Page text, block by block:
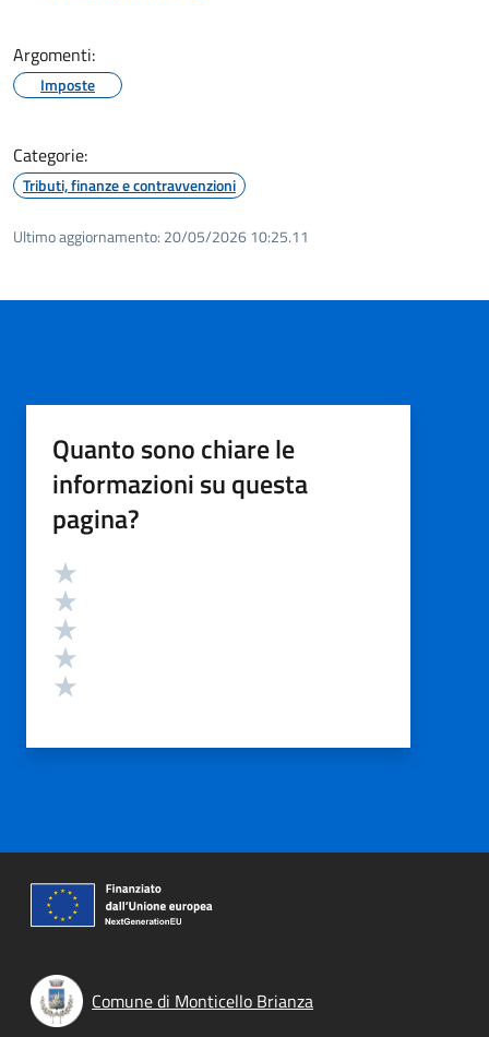
Argomenti:
Imposte
Categorie:
Tributi, finanze e contravvenzioni
Ultimo aggiornamento: 20/05/2026 10:25.11
Quanto sono chiare le
informazioni su questa
pagina?
Valutazione
Comune di Monticello Brianza